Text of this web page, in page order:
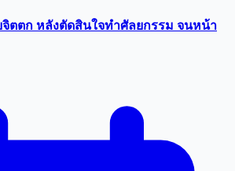
ตตก หลังตัดสินใจทำศัลยกรรม จนหน้า